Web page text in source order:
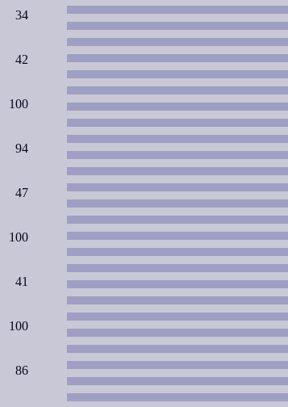
34
42
100
94
47
100
41
100
86